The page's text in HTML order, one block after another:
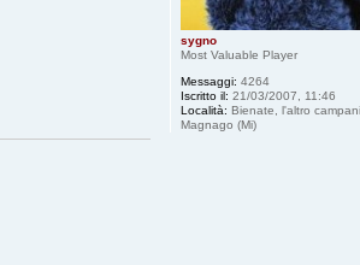
sygno
Most Valuable Player
Messaggi: 4264
Iscritto il: 21/03/2007, 11:46
Località: Bienate, l'altro
Magnago (Mi)